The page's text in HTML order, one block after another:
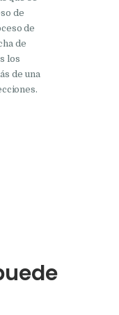
de
de
de
los
de una